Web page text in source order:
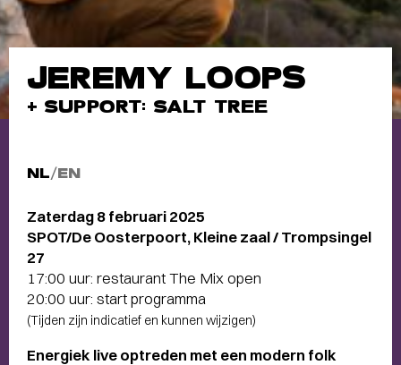
JEREMY LOOPS
+ SUPPORT: SALT TREE
NL/EN
Zaterdag 8 februari 2025
SPOT/De Oosterpoort, Kleine zaal / Trompsingel
27
17:00 uur: restaurant The Mix open
20:00 uur: start programma
(Tijden zijn indicatief en kunnen wijzigen)
Energiek live optreden met een modern folk